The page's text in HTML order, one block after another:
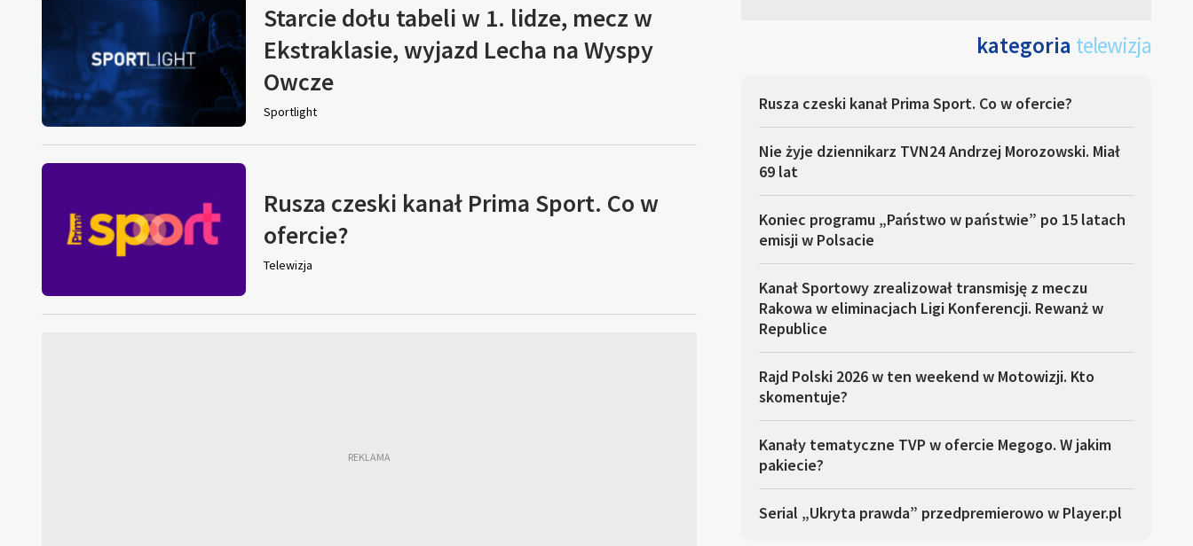
Starcie dołu tabeli w 1. lidze, mecz w
Ekstraklasie, wyjazd Lecha na Wyspy
Owcze
Sportlight
Rusza czeski kanał Prima Sport. Co w
ofercie?
Telewizja
kategoria telewizja
Rusza czeski kanał Prima Sport. Co w ofercie?
Nie żyje dziennikarz TVN24 Andrzej Morozowski. Miał
69 lat
Koniec programu „Państwo w państwie” po 15 latach
emisji w Polsacie
Kanał Sportowy zrealizował transmisję z meczu
Rakowa w eliminacjach Ligi Konferencji. Rewanż w
Republice
Rajd Polski 2026 w ten weekend w Motowizji. Kto
skomentuje?
Kanały tematyczne TVP w ofercie Megogo. W jakim
pakiecie?
Serial „Ukryta prawda” przedpremierowo w Player.pl